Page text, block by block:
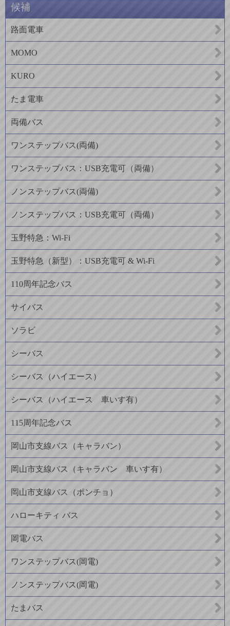
候補
路面電車
MOMO
KURO
たま電車
両備バス
ワンステップバス(両備)
ワンステップバス：USB充電可（両備）
ノンステップバス(両備)
ノンステップバス：USB充電可（両備）
玉野特急：Wi-Fi
玉野特急（新型）：USB充電可 & Wi-Fi
110周年記念バス
サイバス
ソラビ
シーバス
シーバス（ハイエース）
シーバス（ハイエース 車いす有）
115周年記念バス
岡山市支線バス（キャラバン）
岡山市支線バス（キャラバン 車いす有）
岡山市支線バス（ポンチョ）
ハローキティ バス
岡電バス
ワンステップバス(岡電)
ノンステップバス(岡電)
たまバス